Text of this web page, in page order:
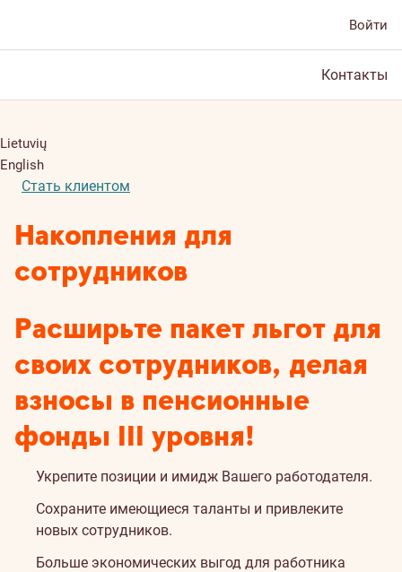
Войти
Контакты
Lietuvių
English
Стать клиентом
Накопления для
сотрудников
Расширьте пакет льгот для
своих сотрудников, делая
взносы в пенсионные
фонды III уровня!
Укрепите позиции и имидж Вашего работодателя.
Сохраните имеющиеся таланты и привлеките
новых сотрудников.
Больше экономических выгод для работника